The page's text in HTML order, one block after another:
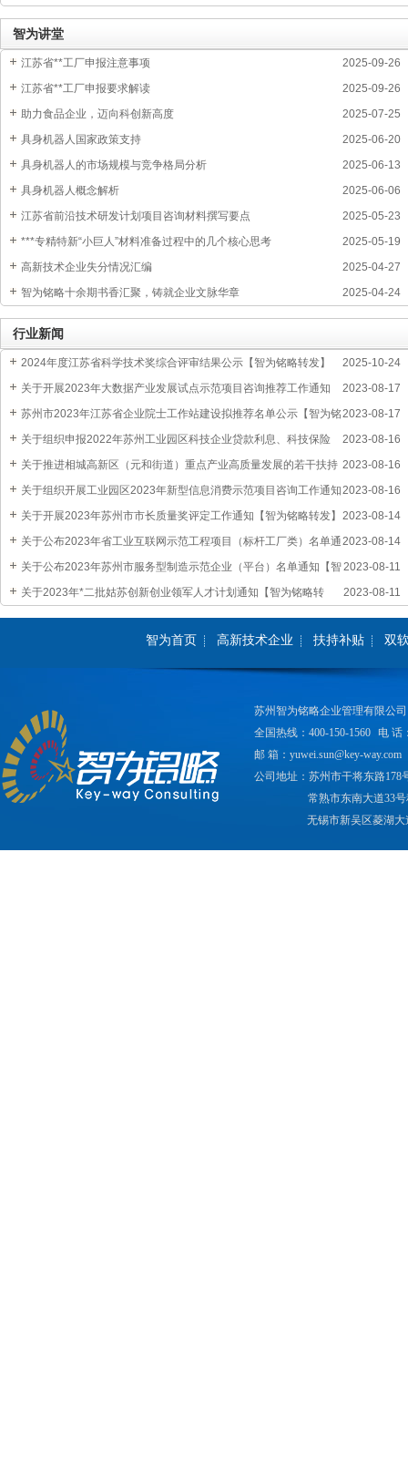
智为讲堂
2025-09-26
江苏省**工厂申报注意事项
2025-09-26
江苏省**工厂申报要求解读
2025-07-25
助力食品企业，迈向科创新高度
2025-06-20
具身机器人国家政策支持
2025-06-13
具身机器人的市场规模与竞争格局分析
2025-06-06
具身机器人概念解析
2025-05-23
江苏省前沿技术研发计划项目咨询材料撰写要点
2025-05-19
***专精特新“小巨人”材料准备过程中的几个核心思考
2025-04-27
高新技术企业失分情况汇编
2025-04-24
智为铭略十余期书香汇聚，铸就企业文脉华章
行业新闻
2025-10-24
2024年度江苏省科学技术奖综合评审结果公示【智为铭略转发】
2023-08-17
关于开展2023年大数据产业发展试点示范项目咨询推荐工作通知
【智为铭略转发】
2023-08-17
苏州市2023年江苏省企业院士工作站建设拟推荐名单公示【智为铭
略转发】
2023-08-16
关于组织申报2022年苏州工业园区科技企业贷款利息、科技保险
费、融资担保费和融资租赁费补贴通知
2023-08-16
关于推进相城高新区（元和街道）重点产业高质量发展的若干扶持
政策
2023-08-16
关于组织开展工业园区2023年新型信息消费示范项目咨询工作通知
【智为铭略转发】
2023-08-14
关于开展2023年苏州市市长质量奖评定工作通知【智为铭略转发】
2023-08-14
关于公布2023年省工业互联网示范工程项目（标杆工厂类）名单通
知【智为铭略转发】
2023-08-11
关于公布2023年苏州市服务型制造示范企业（平台）名单通知【智
为铭略转发】
2023-08-11
关于2023年*二批姑苏创新创业领军人才计划通知【智为铭略转
发】
智为首页 高新技术企业 扶持补贴 双
苏州智为铭略企业管理有限公司
全国热线：400-150-1560 电 话
邮 箱：yuwei.sun@key-way.com
公司地址：苏州市干将东路178
常熟市东南大道33
无锡市新吴区菱湖大